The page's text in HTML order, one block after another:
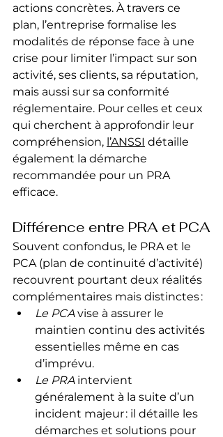
actions concrètes. À travers ce
plan, l’entreprise formalise les
modalités de réponse face à une
crise pour limiter l’impact sur son
activité, ses clients, sa réputation,
mais aussi sur sa conformité
réglementaire. Pour celles et ceux
qui cherchent à approfondir leur
compréhension, l’ANSSI détaille
également la démarche
recommandée pour un PRA
efficace.
Différence entre PRA et PCA
Souvent confondus, le PRA et le
PCA (plan de continuité d’activité)
recouvrent pourtant deux réalités
complémentaires mais distinctes :
Le PCA vise à assurer le
maintien continu des activités
essentielles même en cas
d’imprévu.
Le PRA intervient
généralement à la suite d’un
incident majeur : il détaille les
démarches et solutions pour